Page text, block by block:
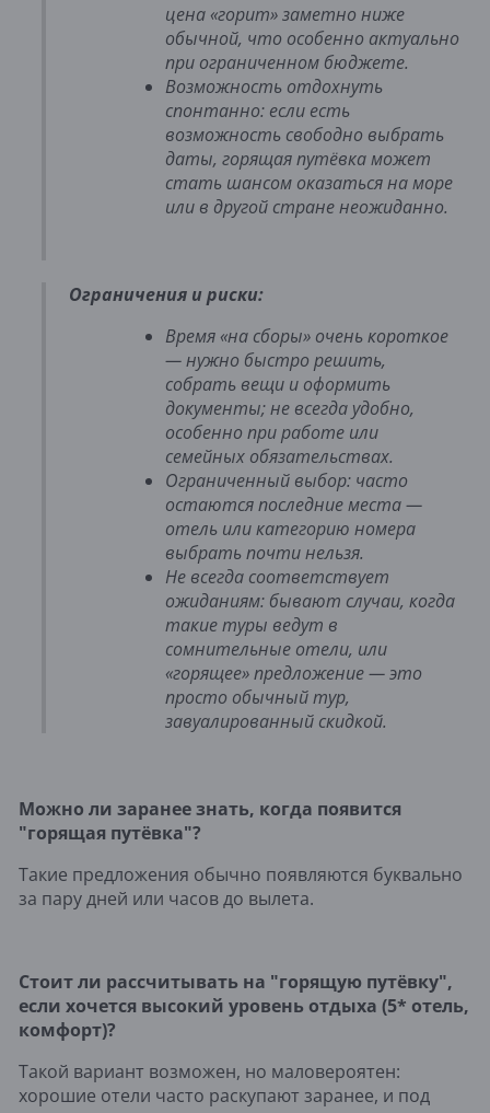
цена «горит» заметно ниже
обычной, что особенно актуально
при ограниченном бюджете.
Возможность отдохнуть
спонтанно: если есть
возможность свободно выбрать
даты, горящая путёвка может
стать шансом оказаться на море
или в другой стране неожиданно.
Ограничения и риски:
Время «на сборы» очень короткое
— нужно быстро решить,
собрать вещи и оформить
документы; не всегда удобно,
особенно при работе или
семейных обязательствах.
Ограниченный выбор: часто
остаются последние места —
отель или категорию номера
выбрать почти нельзя.
Не всегда соответствует
ожиданиям: бывают случаи, когда
такие туры ведут в
сомнительные отели, или
«горящее» предложение — это
просто обычный тур,
завуалированный скидкой.
Можно ли заранее знать, когда появится
"горящая путёвка"?
Такие предложения обычно появляются буквально
за пару дней или часов до вылета.
Стоит ли рассчитывать на "горящую путёвку",
если хочется высокий уровень отдыха (5* отель,
комфорт)?
Такой вариант возможен, но маловероятен:
хорошие отели часто раскупают заранее, и под